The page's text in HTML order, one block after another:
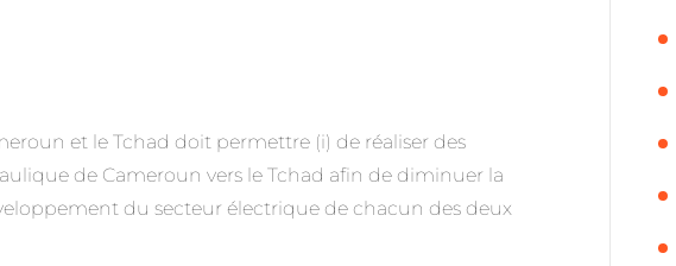
et le Tchad doit permettre (i) de réaliser des
de Cameroun vers le Tchad afin de diminuer la
du secteur électrique de chacun des deux